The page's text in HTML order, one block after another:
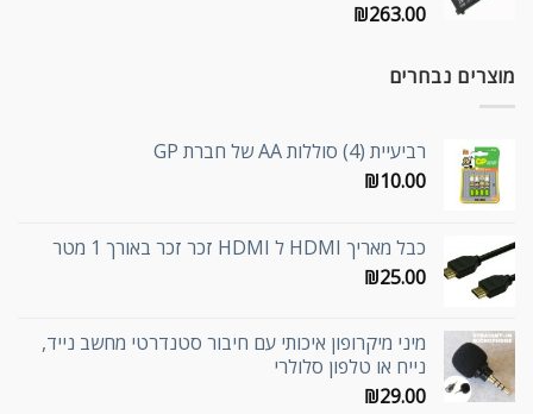
₪263.00
מוצרים נבחרים
רביעיית (4) סוללות AA של חברת GP
₪10.00
כבל מאריך HDMI ל HDMI זכר זכר באורך 1 מטר
₪25.00
מיני מיקרופון איכותי עם חיבור סטנדרטי מחשב נייד,
נייח או טלפון סלולרי
₪29.00